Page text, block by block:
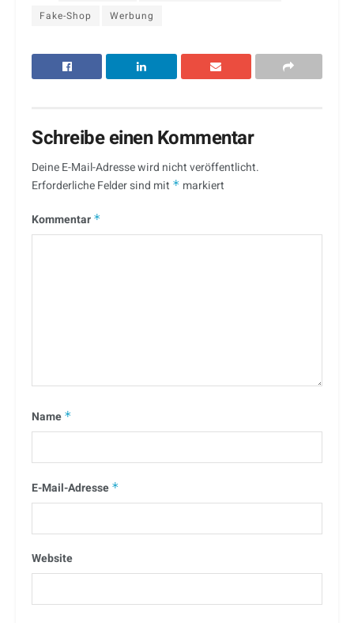
Fake-Shop
Werbung
Schreibe einen Kommentar
Deine E-Mail-Adresse wird nicht veröffentlicht.
Erforderliche Felder sind mit * markiert
Kommentar *
Name *
E-Mail-Adresse *
Website